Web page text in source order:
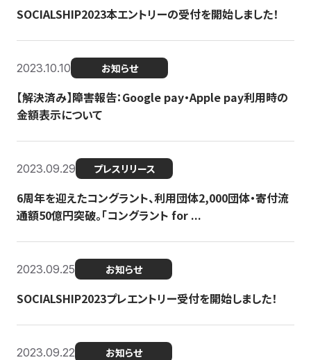
SOCIALSHIP2023本エントリーの受付を開始しました！
2023.10.10 お知らせ
【解決済み】障害報告：Google pay・Apple pay利用時の
金額表示について
2023.09.29 プレスリリース
6周年を迎えたコングラント、利用団体2,000団体・寄付流
通額50億円突破。「コングラント for ...
2023.09.25 お知らせ
SOCIALSHIP2023プレエントリー受付を開始しました！
2023.09.22 お知らせ